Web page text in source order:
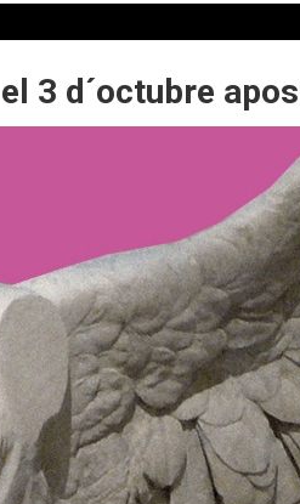
3 d´octubre